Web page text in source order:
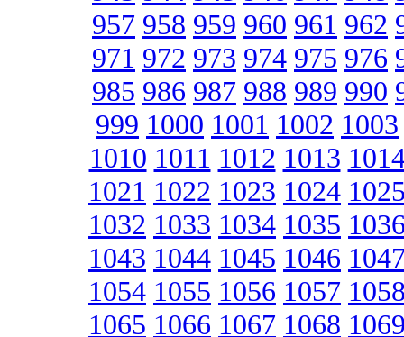
957 958 959 960 961 962
971 972 973 974 975 976
985 986 987 988 989 990
999 1000 1001 1002 1003
1010 1011 1012 1013
1021 1022 1023 1024
1032 1033 1034 1035
1043 1044 1045 1046
1054 1055 1056 1057
1065 1066 1067 1068